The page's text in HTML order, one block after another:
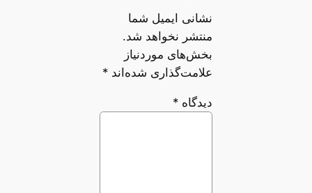
نشانی ایمیل شما
منتشر نخواهد شد.
بخش‌های موردنیاز
علامت‌گذاری شده‌اند*
دیدگاه*